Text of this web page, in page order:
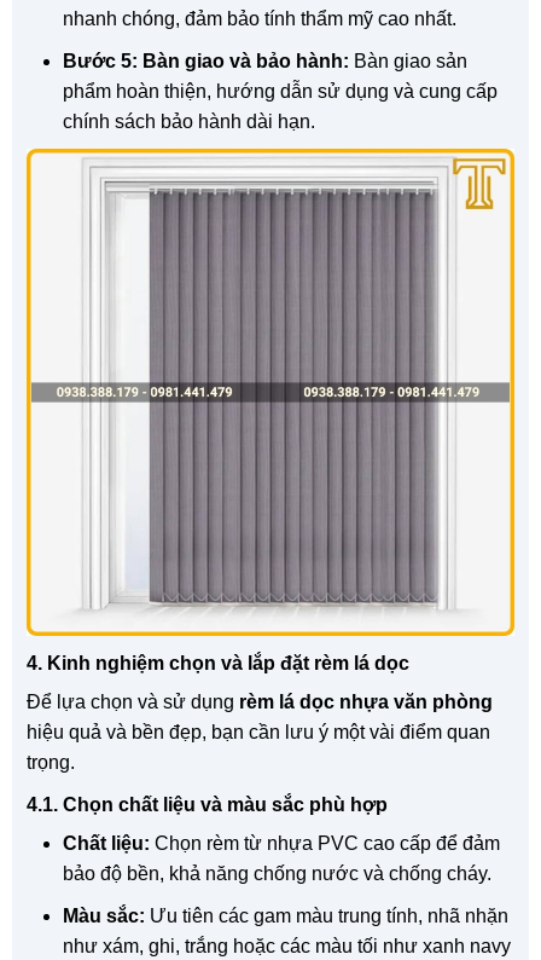
nhanh chóng, đảm bảo tính thẩm mỹ cao nhất.
Bước 5: Bàn giao và bảo hành: Bàn giao sản
phẩm hoàn thiện, hướng dẫn sử dụng và cung cấp
chính sách bảo hành dài hạn.
4. Kinh nghiệm chọn và lắp đặt rèm lá dọc
Để lựa chọn và sử dụng rèm lá dọc nhựa văn phòng
hiệu quả và bền đẹp, bạn cần lưu ý một vài điểm quan
trọng.
4.1. Chọn chất liệu và màu sắc phù hợp
Chất liệu: Chọn rèm từ nhựa PVC cao cấp để đảm
bảo độ bền, khả năng chống nước và chống cháy.
Màu sắc: Ưu tiên các gam màu trung tính, nhã nhặn
như xám, ghi, trắng hoặc các màu tối như xanh navy